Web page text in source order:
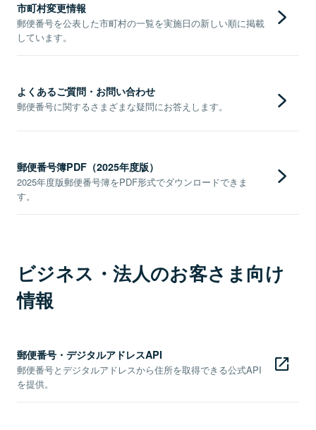
市町村変更情報
郵便番号を公表した市町村の一覧を実施日の新しい順に掲載
しています。
よくあるご質問・お問い合わせ
郵便番号に関するさまざまな疑問にお答えします。
郵便番号簿PDF（2025年度版）
2025年度版郵便番号簿をPDF形式でダウンロードできま
す。
ビジネス・法人のお客さま向け
情報
郵便番号・デジタルアドレスAPI
郵便番号とデジタルアドレスから住所を取得できる公式API
を提供。